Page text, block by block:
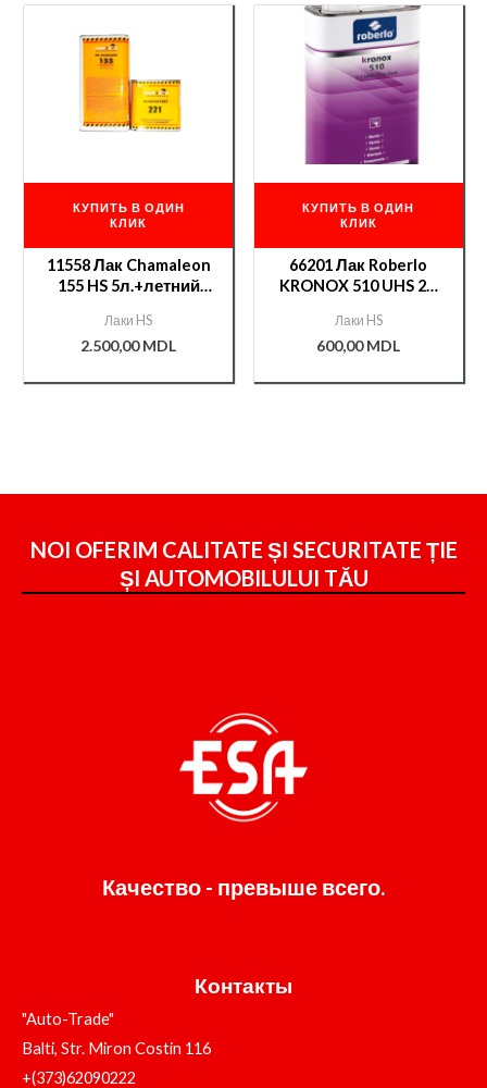
КУПИТЬ В ОДИН
КЛИК
11558 Лак Chamaleon
155 HS 5л.+летний
Лаки HS
2.500,00MDL
КУПИТЬ В ОДИН
КЛИК
66201 Лак Roberlo
KRONOX 510 UHS 2K
Лаки HS
600,00MDL
NOI OFERIM CALITATE ȘI SECURITATE ȚIE
ȘI AUTOMOBILULUI TĂU
Качество - превыше всего.
Контакты
"Auto-Trade"
Balti, Str. Miron Costin 116
+(373)62090222